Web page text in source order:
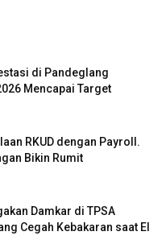
di Pandeglang
Mencapai Target
RKUD dengan Payroll.
Bikin Rumit
Damkar di TPSA
Cegah Kebakaran saat El